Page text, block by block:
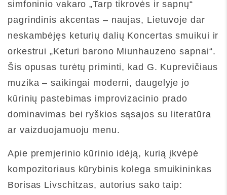
simfoninio vakaro „Tarp tikrovės ir sapnų“
pagrindinis akcentas – naujas, Lietuvoje dar
neskambėjęs keturių dalių Koncertas smuikui ir
orkestrui „Keturi barono Miunhauzeno sapnai“.
Šis opusas turėtų priminti, kad G. Kuprevičiaus
muzika – saikingai moderni, daugelyje jo
kūrinių pastebimas improvizacinio prado
dominavimas bei ryškios sąsajos su literatūra
ar vaizduojamuoju menu.
Apie premjerinio kūrinio idėją, kurią įkvėpė
kompozitoriaus kūrybinis kolega smuikininkas
Borisas Livschitzas, autorius sako taip: